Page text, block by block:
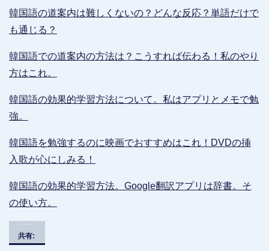
韓国語の道案内は難しくないの？どんな反応？単語だけで
も通じる？
韓国語での道案内の方法は？こうすれば伝わる！私のやり
方はこれ。
韓国語の効果的学習方法について。私はアプリとメモで勉
強。
韓国語を勉強するのに映画でおすすめはこれ！DVDの挿
入歌が心にしみる！
韓国語の効果的学習方法。Google翻訳アプリは辞書。そ
の使い方。
共有: